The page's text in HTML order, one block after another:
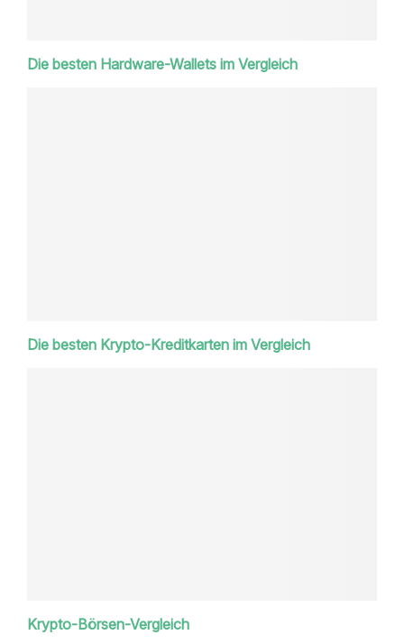
Die besten Hardware-Wallets im Vergleich
Die besten Krypto-Kreditkarten im Vergleich
Krypto-Börsen-Vergleich